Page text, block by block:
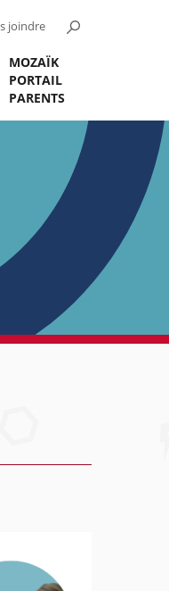
joindre
MOZAÏK
PORTAIL
PARENTS